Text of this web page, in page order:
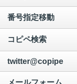
番号指定移動
コピペ検索
twitter@copipe